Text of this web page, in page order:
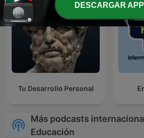
Tu Desarrollo Personal
Más podcasts
Educación
DESCARGAR APP